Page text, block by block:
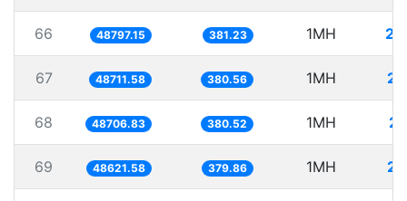
66 48797.15 381.23 1MH
67 48711.58 380.56 1MH
68 48706.83 380.52 1MH
69 48621.58 379.86 1MH